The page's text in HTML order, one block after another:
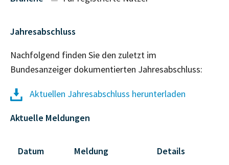
Jahresabschluss
Nachfolgend finden Sie den zuletzt im
Bundesanzeiger dokumentierten Jahresabschluss:
Aktuellen Jahresabschluss herunterladen
Aktuelle Meldungen
Datum Meldung Details